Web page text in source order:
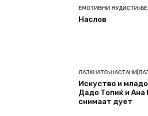
ЕМОТИВНИ
Наслов
Искуство и
Дадо Топиќ и Ана
снимаат дует